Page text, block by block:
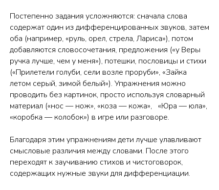
Постепенно задания усложняются: сначала слова
содержат один из дифференцированных звуков, затем
оба (например, «руль, орел, стрела, Лариса»), потом
добавляются словосочетания, предложения («у Веры
ручка лучше, чем у меня»), потешки, пословицы и стихи
(«Прилетели голуби, сели возле проруби», «Зайка
летом серый, зимой белый»). Упражнения можно
проводить без картинок, просто используя словарный
материал («нос — нож», «коза — кожа», «Юра — юла»,
«коробка — колобок») в игре или разговоре.
Благодаря этим упражнениям дети лучше улавливают
смысловые различия между словами. После этого
переходят к заучиванию стихов и чистоговорок,
содержащих нужные звуки для дифференциации.